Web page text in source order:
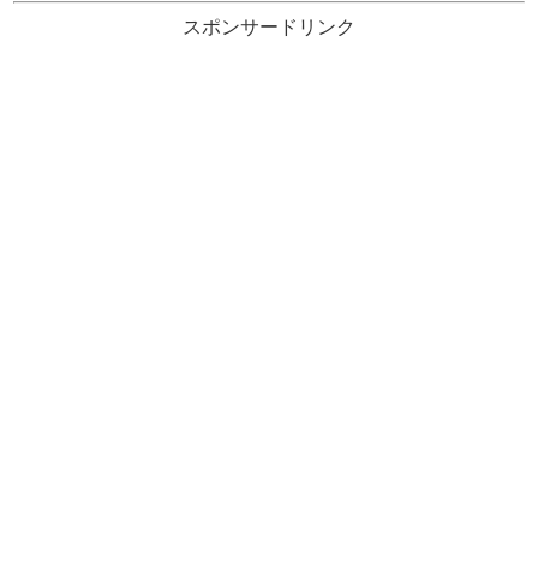
スポンサードリンク